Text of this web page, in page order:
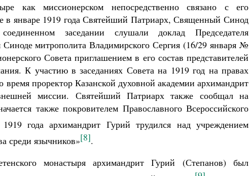
как миссионерском непосредственно связано с его
в январе 1919 года Святейший Патриарх, Священный Синод
заседании слушали доклад Председателя
митрополита Владимирского Сергия (16/29 января №
Совета приглашением в его состав представителей
К участию в заседаниях Совета на 1919 год на правах
проректор Казанской духовной академии архимандрит
миссии. Святейший Патриарх также сообщал на
также покровителем Православного Всероссийского
года архимандрит Гурий трудился над учреждением
среди язычников»[8].
монастыря архимандрит Гурий (Степанов) был